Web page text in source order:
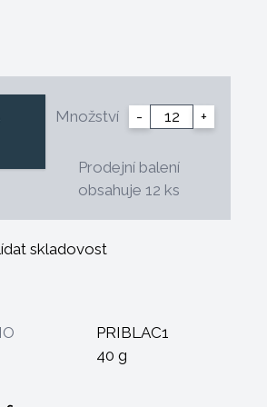
Množství - +
Prodejní balení
obsahuje 12 ks
skladovost
PRIBLAC1
40 g